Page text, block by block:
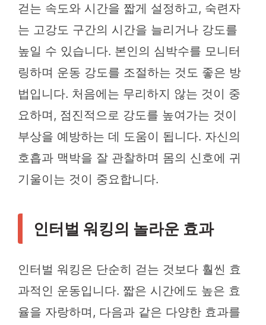
걷는 속도와 시간을 짧게 설정하고, 숙련자
는 고강도 구간의 시간을 늘리거나 강도를
높일 수 있습니다. 본인의 심박수를 모니터
링하며 운동 강도를 조절하는 것도 좋은 방
법입니다. 처음에는 무리하지 않는 것이 중
요하며, 점진적으로 강도를 높여가는 것이
부상을 예방하는 데 도움이 됩니다. 자신의
호흡과 맥박을 잘 관찰하며 몸의 신호에 귀
기울이는 것이 중요합니다.
인터벌 워킹의 놀라운 효과
인터벌 워킹은 단순히 걷는 것보다 훨씬 효
과적인 운동입니다. 짧은 시간에도 높은 효
율을 자랑하며, 다음과 같은 다양한 효과를